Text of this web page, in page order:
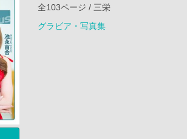
全103ページ / 三栄
グラビア・写真集